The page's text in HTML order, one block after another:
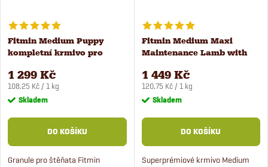
Fitmin Medium Puppy
kompletní krmivo pro
1 299 Kč
Měrná
cena:
108,25 Kč / 1 kg
Skladem
DO KOŠÍKU
Granule pro štěňata Fitmin
Fitmin Medium Maxi
Maintenance Lamb with
1 449 Kč
Měrná
cena:
120,75 Kč / 1 kg
Skladem
DO KOŠÍKU
Superprémiové krmivo Medium